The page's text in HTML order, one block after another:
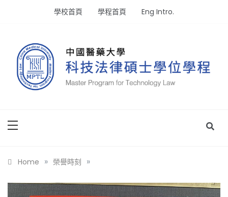
學校首頁 學程首頁 Eng Intro.
Home » 榮譽時刻 »